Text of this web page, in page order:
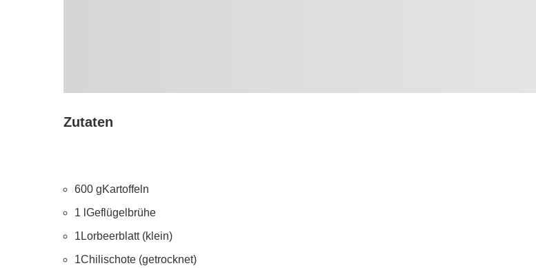
Zutaten
600 gKartoffeln
1 Geflügelbrühe
1 Lorbeerblatt (klein)
1Chilischote (getrocknet)